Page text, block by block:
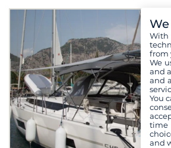
from
We
and
and
You
time
and